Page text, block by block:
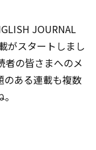
JOURNAL
がスタートしまし
者の皆さまへのメ
のある連載も複数